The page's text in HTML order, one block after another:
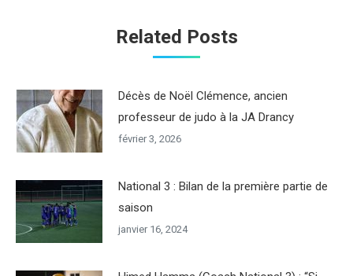
Related Posts
Décès de Noël Clémence, ancien
professeur de judo à la JA Drancy
février 3, 2026
National 3 : Bilan de la première partie de
saison
janvier 16, 2024